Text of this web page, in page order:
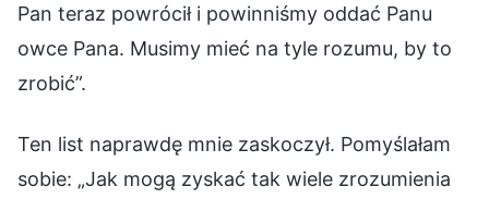
Pan teraz powrócił i powinniśmy oddać Panu
owce Pana. Musimy mieć na tyle rozumu, by to
zrobić”.
Ten list naprawdę mnie zaskoczył. Pomyślałam
sobie: „Jak mogą zyskać tak wiele zrozumienia